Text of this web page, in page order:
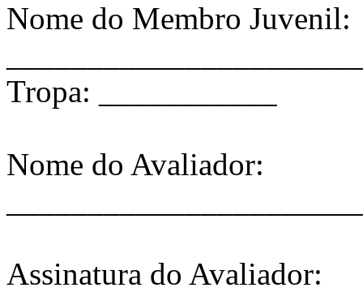
Nome do Membro Juvenil:
Tropa: ___________
Nome do Avaliador:
Assinatura do Avaliador: